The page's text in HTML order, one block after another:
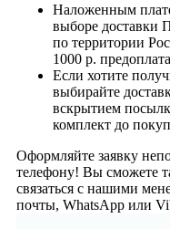
Наложенным
выборе доставки
по территории
1000 р.
Если хотите
выбирайте
вскрытием
комплект до
Оформляйте заявку
телефону! Вы сможете
связаться с нашими
почты, WhatsApp или